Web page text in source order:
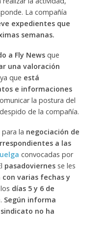
La compañía
expedientes que
semanas.
a Fly Newsque
una valoración
que está
e informaciones
la postura del
de la compañía.
para la negociación de
a las
convocadas por
pasadoviernesse les
varias fechas y
días 5 y 6 de
. Según informa
no ha